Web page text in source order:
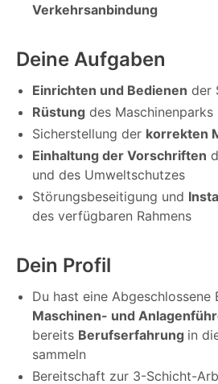
Verkehrsanbindung
Deine Aufgaben
Einrichten und Bedienen der
Rüstung des Maschinenparks
Sicherstellung der korrekten
Einhaltung der Vorschriften
und des Umweltschutzes
Störungsbeseitigung und
des verfügbaren Rahmens
Dein Profil
Du hast eine Abgeschlossene
Maschinen- und
bereits Berufserfahrung in
sammeln
Bereitschaft zur 3-Schicht-